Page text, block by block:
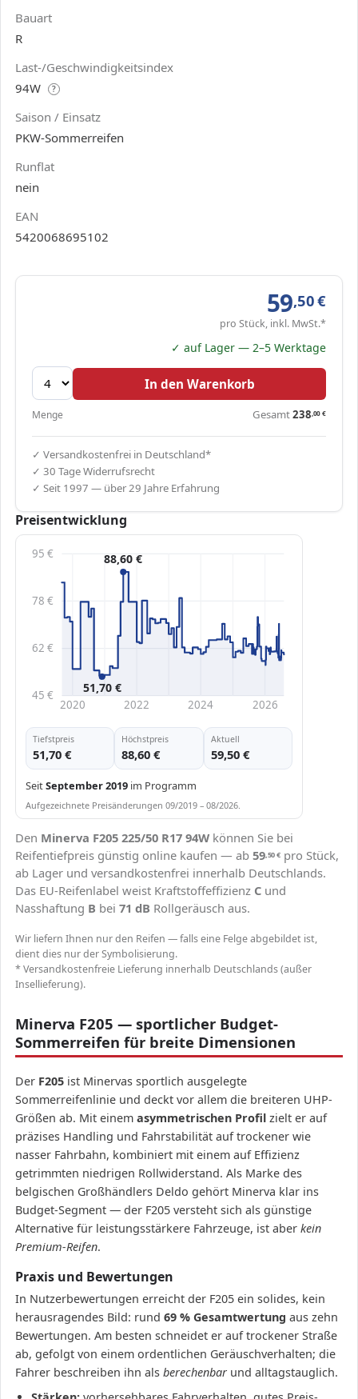
Bauart
R
Last-/Geschwindigkeitsindex
94W
?
Saison / Einsatz
PKW-Sommerreifen
Runflat
nein
EAN
5420068695102
59,50€
pro Stück, inkl. MwSt.*
✓ auf Lager — 2–5 Werktage
In den Warenkorb
Menge Gesamt238,00€
✓ Versandkostenfrei in Deutschland*
✓ 30 Tage Widerrufsrecht
✓ Seit 1997 — über 29 Jahre Erfahrung
Preisentwicklung
45 €
62 €
78 €
95 €
2020 2022 2024 2026
88,60 €
51,70 €
Tiefstpreis
51,70 €
Höchstpreis
88,60 €
Aktuell
59,50 €
SeitSeptember 2019 im Programm
Aufgezeichnete Preisänderungen 09/2019 – 08/2026.
Den Minerva F205 225/50 R17 94W können Sie bei
Reifentiefpreis günstig online kaufen — ab 59,50€ pro Stück,
ab Lager und versandkostenfrei innerhalb Deutschlands.
Das EU-Reifenlabel weist Kraftstoffeffizienz C und
Nasshaftung B bei 71 dB Rollgeräusch aus.
Wir liefern Ihnen nur den Reifen — falls eine Felge abgebildet ist,
dient dies nur der Symbolisierung.
* Versandkostenfreie Lieferung innerhalb Deutschlands (außer
Insellieferung).
Minerva F205 — sportlicher Budget-
Sommerreifen für breite Dimensionen
Der F205 ist Minervas sportlich ausgelegte
Sommerreifenlinie und deckt vor allem die breiteren UHP-
Größen ab. Mit einem asymmetrischen Profil zielt er auf
präzises Handling und Fahrstabilität auf trockener wie
nasser Fahrbahn, kombiniert mit einem auf Effizienz
getrimmten niedrigen Rollwiderstand. Als Marke des
belgischen Großhändlers Deldo gehört Minerva klar ins
Budget-Segment — der F205 versteht sich als günstige
Alternative für leistungsstärkere Fahrzeuge, ist aber kein
Premium-Reifen.
Praxis und Bewertungen
In Nutzerbewertungen erreicht der F205 ein solides, kein
herausragendes Bild: rund 69 % Gesamtwertung aus zehn
Bewertungen. Am besten schneidet er auf trockener Straße
ab, gefolgt von einem ordentlichen Geräuschverhalten; die
Fahrer beschreiben ihn als berechenbar und alltagstauglich.